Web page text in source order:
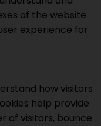
of the website
experience for
how visitors
help provide
of visitors, bounce